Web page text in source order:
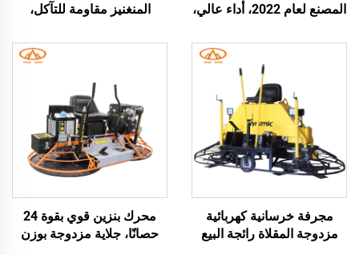
المصنع لعام 2022، أداء عالي،
بناء الطرق
المنغنيز مقاومة للتآكل،
الصلبة، ماكينة كسر بالمطرقة
بمحرك ديزل، جهاز طحن
الزجاج بمطرقة كسر
مجرفة خرسانية كهربائية
مزدوجة المقلاة رائجة البيع
محرك بنزين قوي بقوة 24
حصانًا، جلاية مزدوجة بوزن